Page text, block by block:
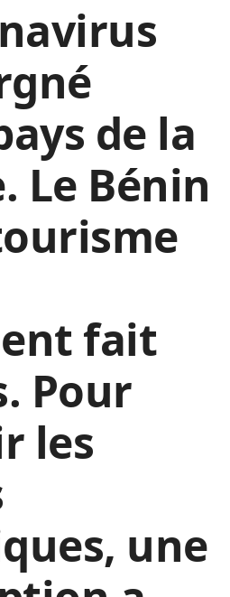
de la
Le Bénin
fait
Pour
les
une